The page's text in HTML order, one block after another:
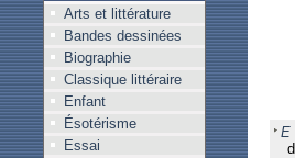
Arts et littérature
Bandes dessinées
Biographie
Classique littéraire
Enfant
Ésotérisme
Essai
E